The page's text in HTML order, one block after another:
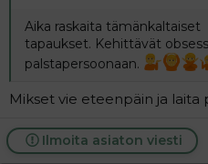
Aika raskaita tämänkaltaiset
tapaukset. Kehittävät
palstapersoonaan.
Mikset vie eteenpäin ja laita
Ilmoita asiaton viesti